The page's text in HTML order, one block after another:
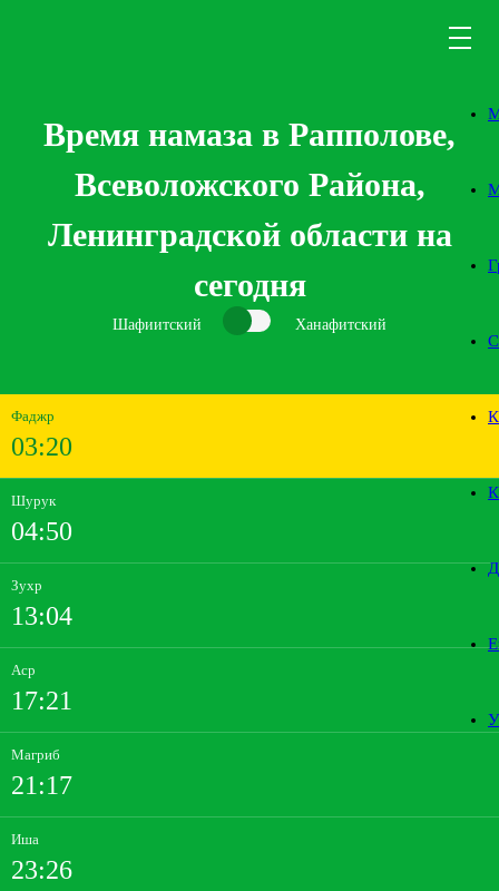
Время намаза в Рапполове,
Всеволожского Района,
Ленинградской области на
сегодня
Шафиитский Ханафитский
Фаджр
03:20
Шурук
04:50
Зухр
13:04
Аср
17:21
Магриб
21:17
Иша
23:26